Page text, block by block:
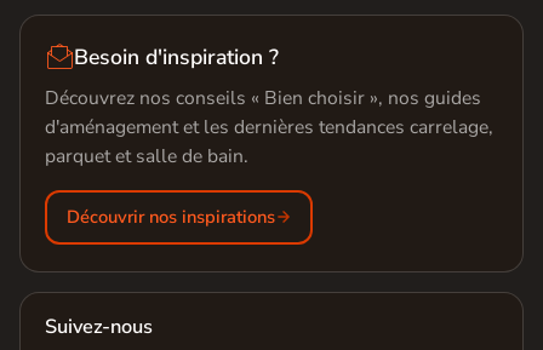
Besoin d'inspiration ?
Découvrez nos conseils « Bien choisir », nos guides
d'aménagement et les dernières tendances carrelage,
parquet et salle de bain.
Découvrir nos inspirations
Suivez-nous